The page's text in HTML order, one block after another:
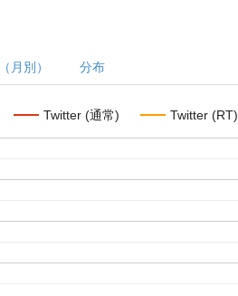
月別） 分布
Twitter (通常) Twitter (RT)